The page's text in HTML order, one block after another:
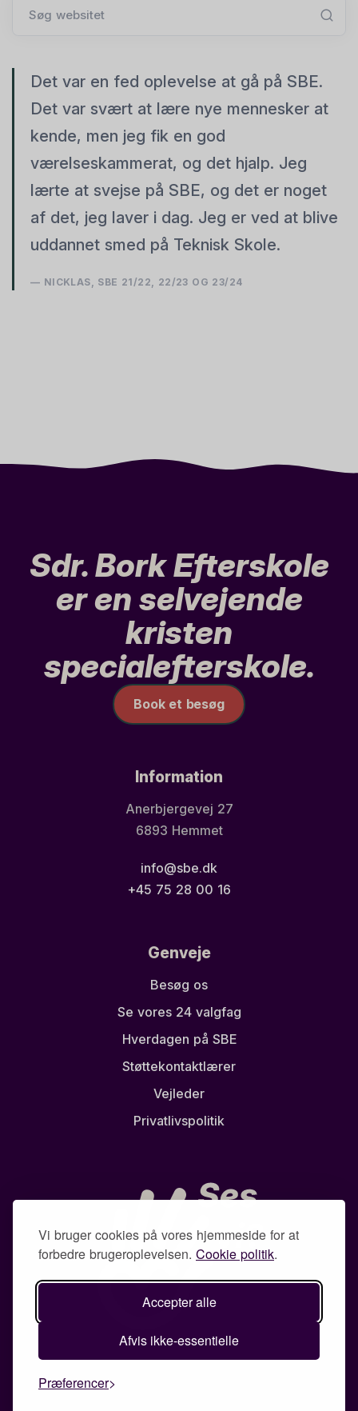
Vi bruger cookies på vores hjemmeside for at
forbedre brugeroplevelsen. Cookie politik.
Accepter alle
Afvis ikke-essentielle
Præferencer
Søg websitet
Det var en fed oplevelse at gå på SBE.
Det var svært at lære nye mennesker at
kende, men jeg fik en god
værelseskammerat, og det hjalp. Jeg
lærte at svejse på SBE, og det er noget
af det, jeg laver i dag. Jeg er ved at blive
uddannet smed på Teknisk Skole.
NICKLAS, SBE 21/22, 22/23 OG 23/24
Sdr. Bork Efterskole
er en selvejende
kristen
specialefterskole.
Book et besøg
Information
Anerbjergevej 27
6893 Hemmet
info@sbe.dk
+45 75 28 00 16
Genveje
Besøg os
Se vores 24 valgfag
Hverdagen på SBE
Støttekontaktlærer
Vejleder
Privatlivspolitik